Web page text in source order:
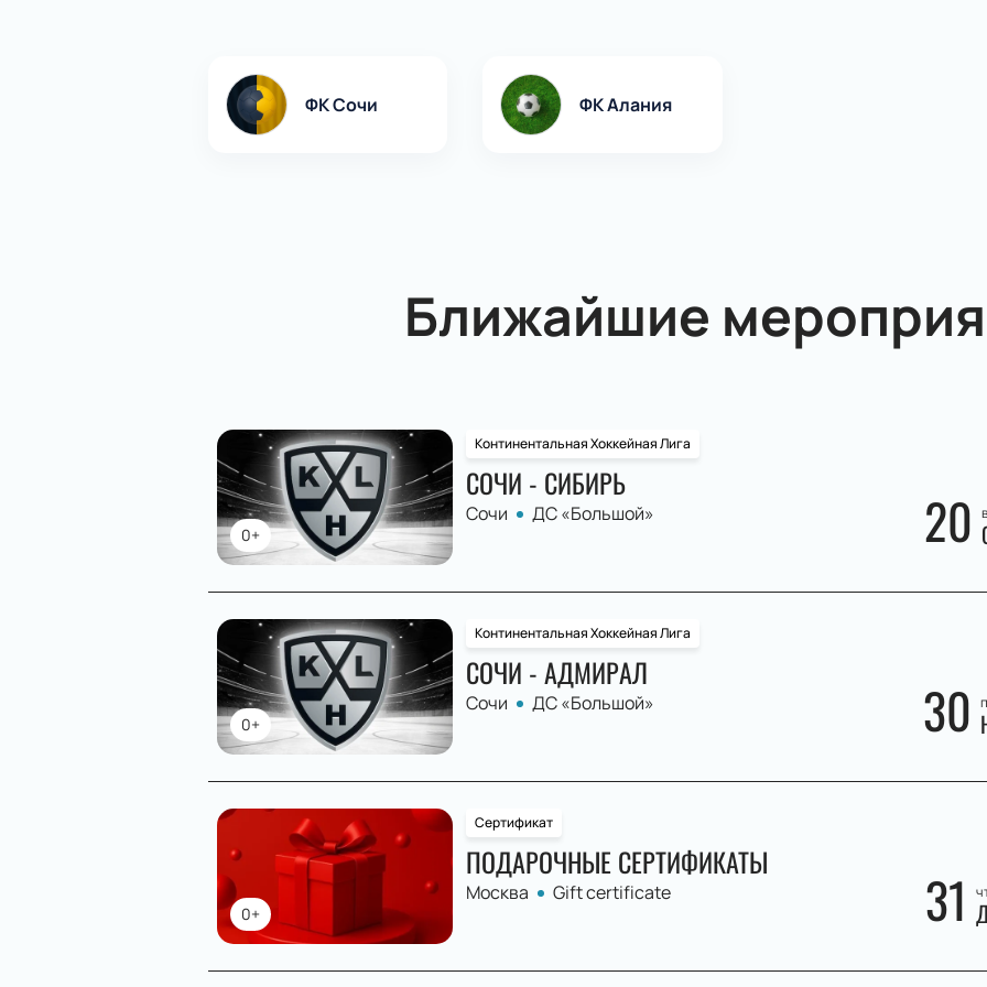
ФК Сочи ФК Алания
Ближайшие
0+
Континентальная Хоккейная Лига
СОЧИ - СИБИРЬ
Сочи ДС «Большой» 20
0+
Континентальная Хоккейная Лига
СОЧИ - АДМИРАЛ
Сочи ДС «Большой» 30
0+
Сертификат
ПОДАРОЧНЫЕ СЕРТИФИКАТЫ
Москва Gift certificate 31